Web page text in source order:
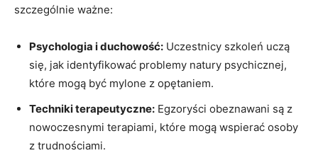
szczególnie ważne:
Psychologia‍ i duchowość: Uczestnicy szkoleń ‌uczą
⁢się, jak identyfikować problemy natury psychicznej,
które mogą być mylone z opętaniem.
Techniki terapeutyczne: Egzoryści obeznawani są ⁣z
nowoczesnymi terapiami, które mogą wspierać osoby ​
z⁤ trudnościami.